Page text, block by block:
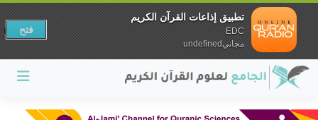
تطبيق إذاعات القرآن الكريم
EDC
مجانيundefined
فتح